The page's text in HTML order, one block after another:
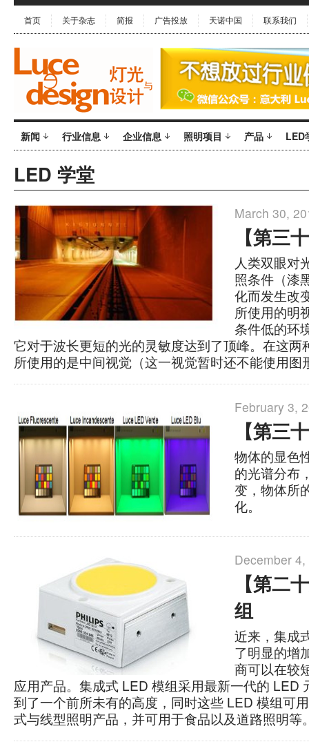
首页 关于杂志 简报 广告投放 天诺中国 联系我们
新闻 行业信息 企业信息 照明项目 产品 LED
LED 学堂
March 30,
【第三
人类双眼对
照条件（漆
化而发生改
所使用的明
条件低的环
它对于波长更短的光的灵敏度达到了顶峰。在这两
所使用的是中间视觉（这一视觉暂时还不能使用图
February 3,
【第三
物体的显色
的光谱分布
变，物体所
化。
December
【第二
组
近来，集成
了明显的增
商可以在较
应用产品。集成式 LED 模组采用最新一代的 LED
到了一个前所未有的高度，同时这些 LED 模组可
式与线型照明产品，并可用于食品以及道路照明等